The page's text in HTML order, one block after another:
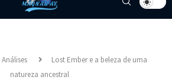
Análises
Lost Ember e a beleza de uma
natureza ancestral